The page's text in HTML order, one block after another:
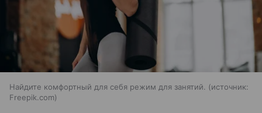
Найдите комфортный для себя режим для занятий.
источник:
Freepik.com